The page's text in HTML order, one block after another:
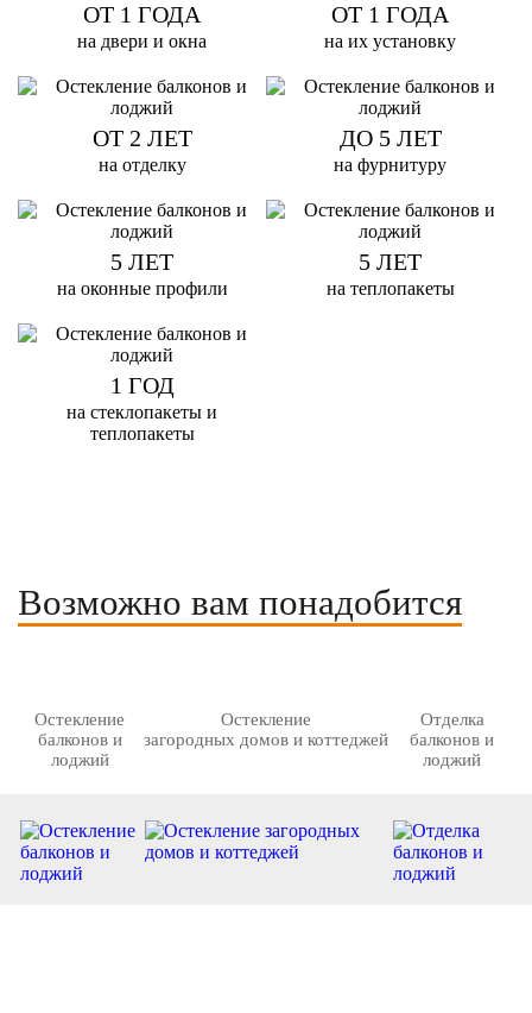
ОТ 1 ГОДА
на двери и окна
ОТ 1 ГОДА
на их установку
ОТ 2 ЛЕТ
на отделку
ДО 5 ЛЕТ
на фурнитуру
5 ЛЕТ
на оконные профили
5 ЛЕТ
на теплопакеты
1 ГОД
на стеклопакеты и
теплопакеты
Возможно вам понадобится
Остекление
балконов и
лоджий
Остекление
загородных домов и коттеджей
Отделка
балконов и
лоджий